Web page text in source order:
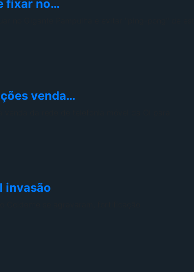
fixar no…
venda…
invasão